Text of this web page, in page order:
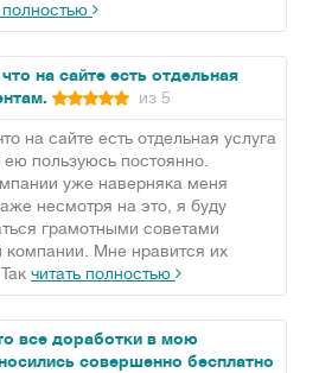
полностью
на сайте есть отдельная
из 5
на сайте есть отдельная услуга
пользуюсь постоянно.
уже наверняка меня
несмотря на это, я буду
грамотными советами
компании. Мне нравится их
читать полностью
все доработки в мою
совершенно бесплатно